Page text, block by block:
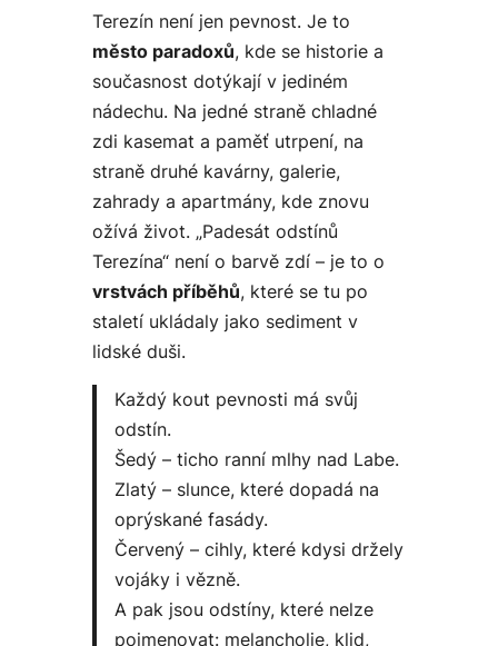
Terezín není jen pevnost. Je to
město paradoxů, kde se historie a
současnost dotýkají v jediném
nádechu. Na jedné straně chladné
zdi kasemat a paměť utrpení, na
straně druhé kavárny, galerie,
zahrady a apartmány, kde znovu
ožívá život. „Padesát odstínů
Terezína“ není o barvě zdí – je to o
vrstvách příběhů, které se tu po
staletí ukládaly jako sediment v
lidské duši.
Každý kout pevnosti má svůj
odstín.
Šedý – ticho ranní mlhy nad Labe.
Zlatý – slunce, které dopadá na
oprýskané fasády.
Červený – cihly, které kdysi držely
vojáky i vězně.
A pak jsou odstíny, které nelze
pojmenovat: melancholie, klid,